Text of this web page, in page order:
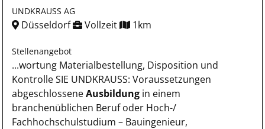
UNDKRAUSS AG
Düsseldorf Vollzeit 1km
Stellenangebot
...wortung Materialbestellung, Disposition und
Kontrolle SIE UNDKRAUSS: Voraussetzungen
abgeschlosseneAusbildung in einem
branchenüblichen Beruf oder Hoch-/
Fachhochschulstudium – Bauingenieur,